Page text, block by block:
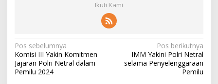
Ikuti Kami
N
a
v
Pos sebelumnya
Komisi III Yakin Komitmen
Jajaran Polri Netral dalam
Pemilu 2024
Pos berikutnya
IMM Yakini Polri Netral
selama Penyelenggaraan
Pemilu